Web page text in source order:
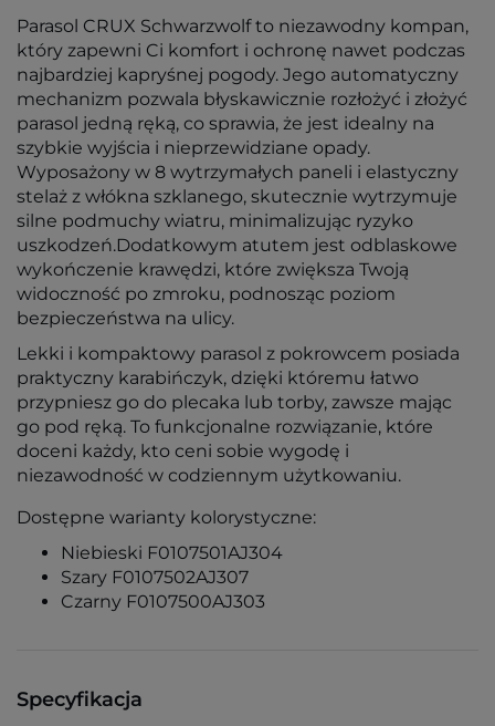
Parasol CRUX Schwarzwolf to niezawodny kompan,
który zapewni Ci komfort i ochronę nawet podczas
najbardziej kapryśnej pogody. Jego automatyczny
mechanizm pozwala błyskawicznie rozłożyć i złożyć
parasol jedną ręką, co sprawia, że jest idealny na
szybkie wyjścia i nieprzewidziane opady.
Wyposażony w 8 wytrzymałych paneli i elastyczny
stelaż z włókna szklanego, skutecznie wytrzymuje
silne podmuchy wiatru, minimalizując ryzyko
uszkodzeń.Dodatkowym atutem jest odblaskowe
wykończenie krawędzi, które zwiększa Twoją
widoczność po zmroku, podnosząc poziom
bezpieczeństwa na ulicy.
Lekki i kompaktowy parasol z pokrowcem posiada
praktyczny karabińczyk, dzięki któremu łatwo
przypniesz go do plecaka lub torby, zawsze mając
go pod ręką. To funkcjonalne rozwiązanie, które
doceni każdy, kto ceni sobie wygodę i
niezawodność w codziennym użytkowaniu.
Dostępne warianty kolorystyczne:
Niebieski F0107501AJ304
Szary F0107502AJ307
Czarny F0107500AJ303
Specyfikacja